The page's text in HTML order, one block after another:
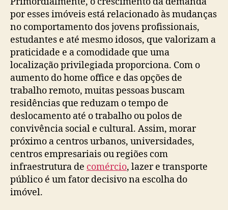
por esses imóveis está relacionado às mudanças
no comportamento dos jovens profissionais,
estudantes e até mesmo idosos, que valorizam a
praticidade e a comodidade que uma
localização privilegiada proporciona. Com o
aumento do home office e das opções de
trabalho remoto, muitas pessoas buscam
residências que reduzam o tempo de
deslocamento até o trabalho ou polos de
convivência social e cultural. Assim, morar
próximo a centros urbanos, universidades,
centros empresariais ou regiões com
infraestrutura de comércio, lazer e transporte
público é um fator decisivo na escolha do
imóvel.